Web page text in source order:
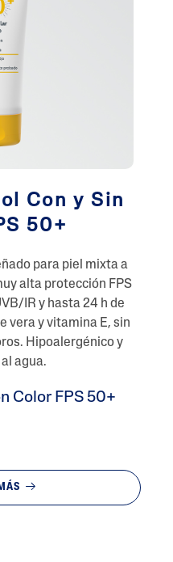
Con y Sin
50+
para piel mixta a
alta protección FPS
IR y hasta 24 h de
vera y vitamina E, sin
Hipoalergénico y
agua.
Color FPS 50+